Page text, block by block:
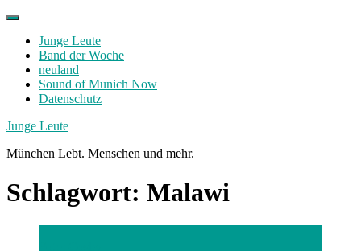
Skip
contentJunge Leute
Band der Woche
neuland
Sound of Munich Now
Datenschutz
Facebook
Twitter
Instagram
Junge Leute
München Lebt. Menschen und mehr.
Schlagwort: Malawi